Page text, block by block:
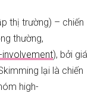
thị trường) – chiến
thường,
involvement), bởi giá
lại là chiến
high-